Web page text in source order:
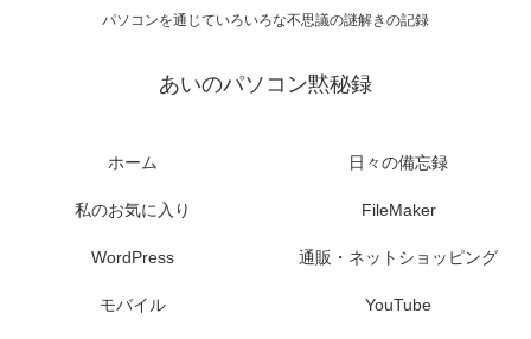
パソコンを通じていろいろな不思議の謎解きの記録
あいのパソコン黙秘録
ホーム 日々の備忘録
私のお気に入り FileMaker
WordPress 通販・ネットショッピング
モバイル YouTube